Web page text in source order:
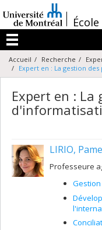
au
contenu
/
Menu
Accueil Recherche
Expert en : La gestion
Expert en : La
LIRIO,
Professeure